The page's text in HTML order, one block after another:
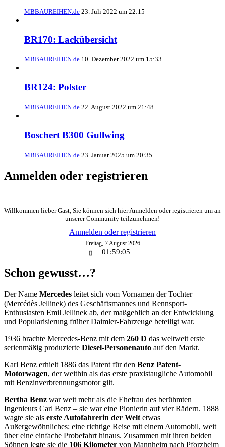
MBBAUREIHEN.de 23. Juli 2022 um 22:15
BR170: Lackübersicht
MBBAUREIHEN.de 10. Dezember 2022 um 15:33
BR124: Polster
MBBAUREIHEN.de 22. August 2022 um 21:48
Boschert B300 Gullwing
MBBAUREIHEN.de 23. Januar 2025 um 20:35
Anmelden oder registrieren
Willkommen lieber Gast, Sie können sich hier Anmelden oder registrieren um an
unserer Community teilzunehmen!
Anmelden oder registrieren
Freitag, 7August 2026
01:59:06
Schon gewusst…?
Der Name Mercedes leitet sich vom Vornamen der Tochter
(Mercédès Jellinek) des Geschäftsmannes und Rennsport-
Enthusiasten Emil Jellinek ab, der maßgeblich an der Entwicklung
und Popularisierung früher Daimler-Fahrzeuge beteiligt war.
1936 brachte Mercedes-Benz mit dem 260 D das weltweit erste
serienmäßig produzierte Diesel-Personenauto auf den Markt.
Karl Benz erhielt 1886 das Patent für den Benz Patent-
Motorwagen, der weithin als das erste praxistaugliche Automobil
mit Benzinverbrennungsmotor gilt.
Bertha Benz war weit mehr als die Ehefrau des berühmten
Ingenieurs Carl Benz – sie war eine Pionierin auf vier Rädern. 1888
wagte sie als erste Autofahrerin der Welt etwas
Außergewöhnliches: eine richtige Reise mit einem Automobil, weit
über eine einfache Probefahrt hinaus. Zusammen mit ihren beiden
Söhnen legte sie die 106 Kilometer von Mannheim nach Pforzheim